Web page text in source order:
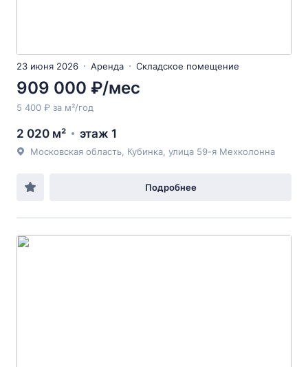
23 июня 2026 Аренда Складское помещение
909 000 ₽/мес
5 400 ₽ за м²/год
2 020 м² этаж 1
Московская область, Кубинка, улица 59-я Мехколонна
Подробнее